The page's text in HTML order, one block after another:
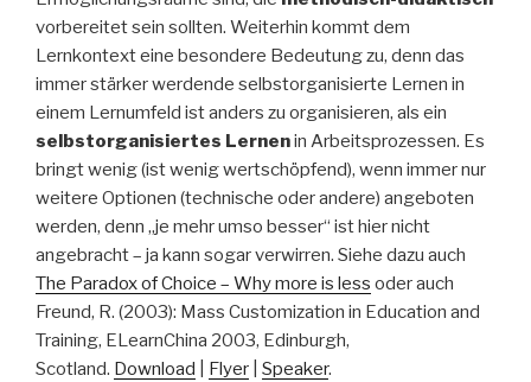
vorbereitet sein sollten. Weiterhin kommt dem
Lernkontext eine besondere Bedeutung zu, denn das
immer stärker werdende selbstorganisierte Lernen in
einem Lernumfeld ist anders zu organisieren, als ein
selbstorganisiertes Lernenin Arbeitsprozessen. Es
bringt wenig (ist wenig wertschöpfend), wenn immer nur
weitere Optionen (technische oder andere) angeboten
werden, denn „je mehr umso besser“ ist hier nicht
angebracht – ja kann sogar verwirren. Siehe dazu auch
The Paradox of Choice – Why more is less oder auch
Freund, R. (2003): Mass Customization in Education and
Training, ELearnChina 2003, Edinburgh,
Scotland. Download Flyer Speaker.